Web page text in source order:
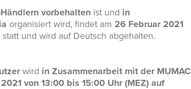
vorbehalten ist und in
organisiert wird, findet am 26 Februar 2021
statt und wird auf Deutsch abgehalten.
wird in Zusammenarbeit mit der MUMAC
von 13:00 bis 15:00 Uhr (MEZ) auf